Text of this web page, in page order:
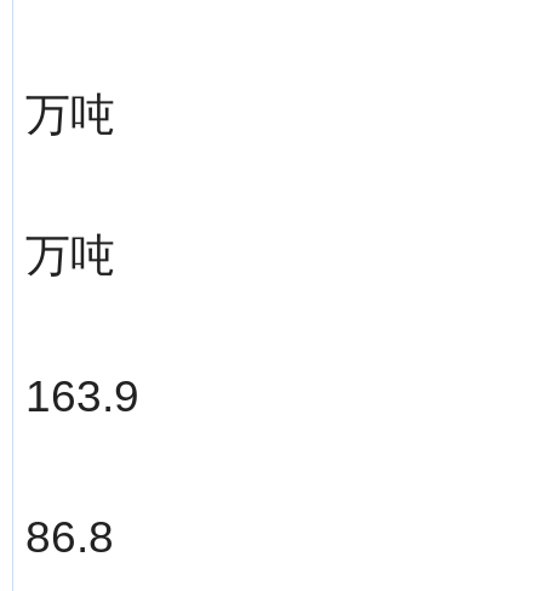
万吨
万吨
163.9
86.8